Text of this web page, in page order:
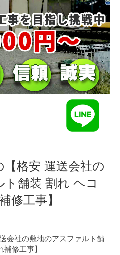
格安 運送会社の
舗装 割れ ヘコ
修工事】
会社の敷地のアスファルト舗
修工事】